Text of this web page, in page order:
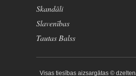
Skandāli
Slavenības
Tautas Balss
Visas tiesības aizsargātas ©